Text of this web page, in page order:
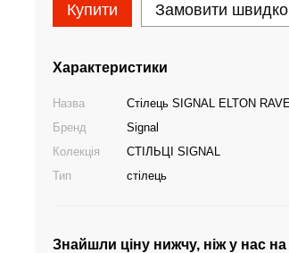
Купити Замовити швидко
Характеристики
Назва
Стілець SIGNAL ELTON
Бренд
Signal
Колекція
СТІЛЬЦІ SIGNAL
Тип
стілець
Знайшли ціну нижчу, ніж у нас на